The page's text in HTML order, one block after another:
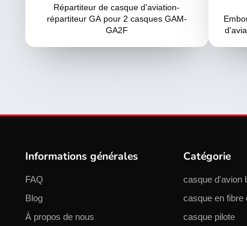
vente
Répartiteur de casque d'aviation-
répartiteur GA pour 2 casques GAM-
GA2F
Informations générales
FAQ
Blog
À propos de nous
Catégorie
casque d'avion
casque en fibre
casque pilote